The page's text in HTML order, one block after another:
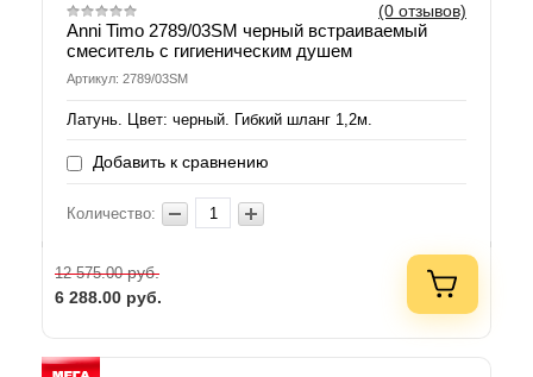
(0 отзывов)
Anni Timo 2789/03SM черный встраиваемый
смеситель с гигиеническим душем
Артикул: 2789/03SM
Латунь. Цвет: черный. Гибкий шланг 1,2м.
Добавить к сравнению
Количество:
12 575.00руб.
6 288.00 руб.